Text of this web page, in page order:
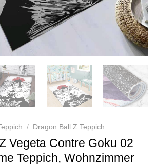
/ Dragon Ball Z Teppich
Vegeta Contre Goku 02
Teppich, Wohnzimmer